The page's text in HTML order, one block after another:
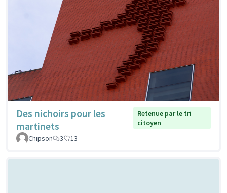
Des nichoirs pour les
martinets
Retenue par le tri
citoyen
Chipson
3 13